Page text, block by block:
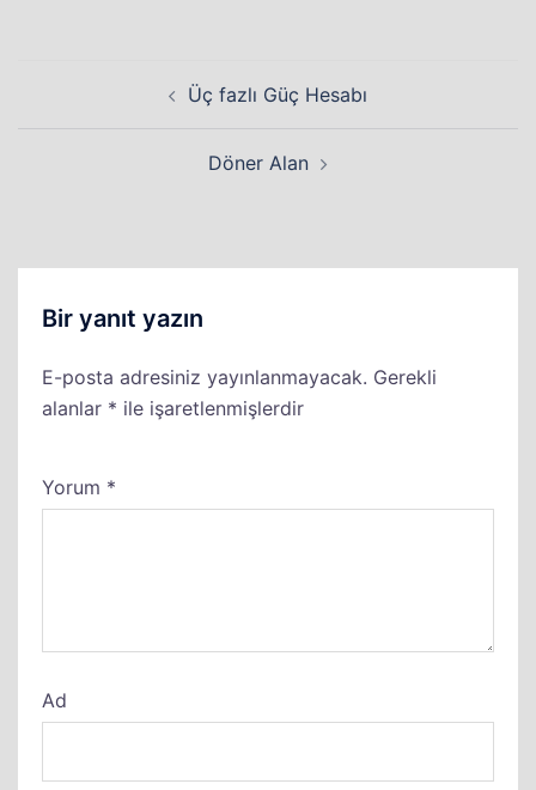
Üç fazlı Güç Hesabı
Döner Alan
Bir yanıt yazın
E-posta adresiniz yayınlanmayacak. Gerekli
alanlar * ile işaretlenmişlerdir
Yorum *
Ad